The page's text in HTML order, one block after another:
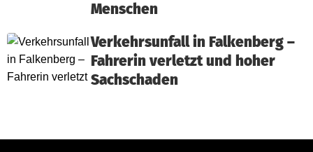
Menschen
Verkehrsunfall in Falkenberg –
Fahrerin verletzt und hoher
Sachschaden